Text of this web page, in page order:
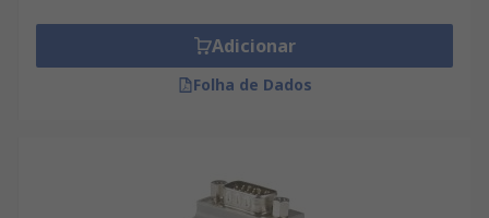
Adicionar
Folha de Dados